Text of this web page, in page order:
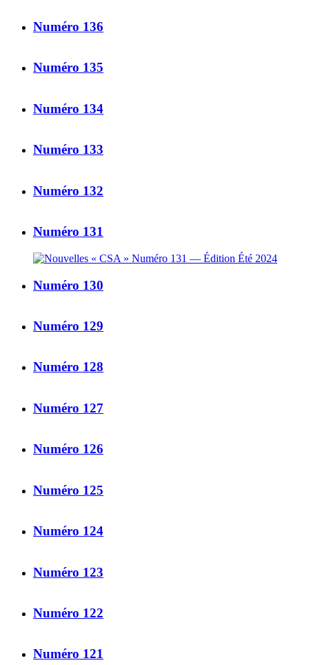
Numéro 136
Numéro 135
Numéro 134
Numéro 133
Numéro 132
Numéro 131
Numéro 130
Numéro 129
Numéro 128
Numéro 127
Numéro 126
Numéro 125
Numéro 124
Numéro 123
Numéro 122
Numéro 121